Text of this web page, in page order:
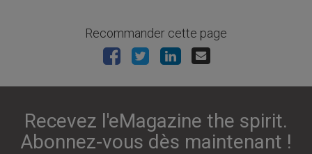
Recommander cette page
Recevez l'eMagazine the spirit.
Abonnez-vous dès maintenant !